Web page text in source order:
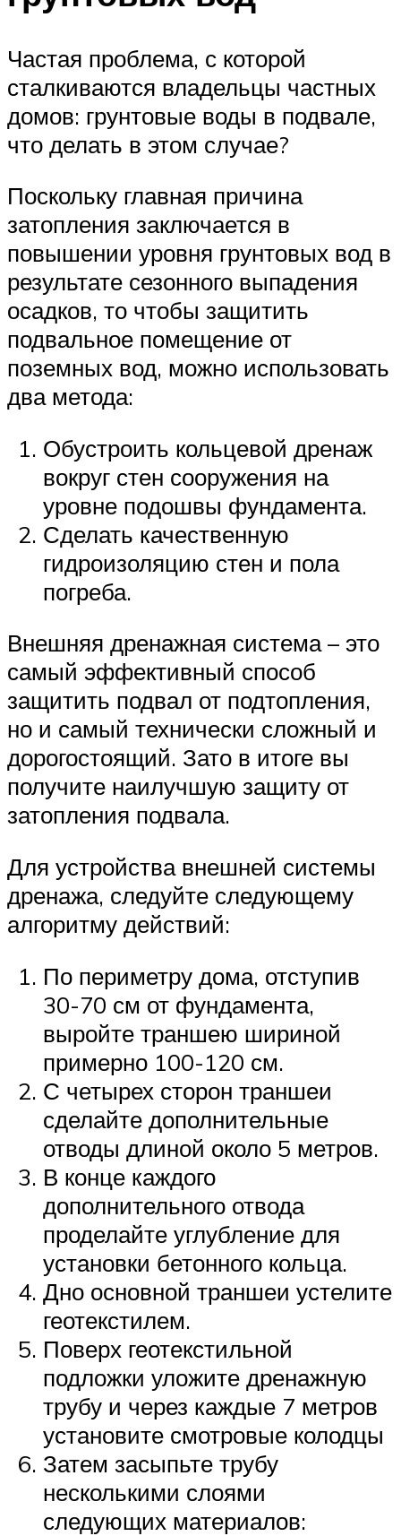
Частая проблема, с которой
сталкиваются владельцы частных
домов: грунтовые воды в подвале,
что делать в этом случае?
Поскольку главная причина
затопления заключается в
повышении уровня грунтовых вод в
результате сезонного выпадения
осадков, то чтобы защитить
подвальное помещение от
поземных вод, можно использовать
два метода:
Обустроить кольцевой дренаж
вокруг стен сооружения на
уровне подошвы фундамента.
Сделать качественную
гидроизоляцию стен и пола
погреба.
Внешняя дренажная система – это
самый эффективный способ
защитить подвал от подтопления,
но и самый технически сложный и
дорогостоящий. Зато в итоге вы
получите наилучшую защиту от
затопления подвала.
Для устройства внешней системы
дренажа, следуйте следующему
алгоритму действий:
По периметру дома, отступив
30-70 см от фундамента,
выройте траншею шириной
примерно 100-120 см.
С четырех сторон траншеи
сделайте дополнительные
отводы длиной около 5 метров.
В конце каждого
дополнительного отвода
проделайте углубление для
установки бетонного кольца.
Дно основной траншеи устелите
геотекстилем.
Поверх геотекстильной
подложки уложите дренажную
трубу и через каждые 7 метров
установите смотровые колодцы
Затем засыпьте трубу
несколькими слоями
следующих материалов: